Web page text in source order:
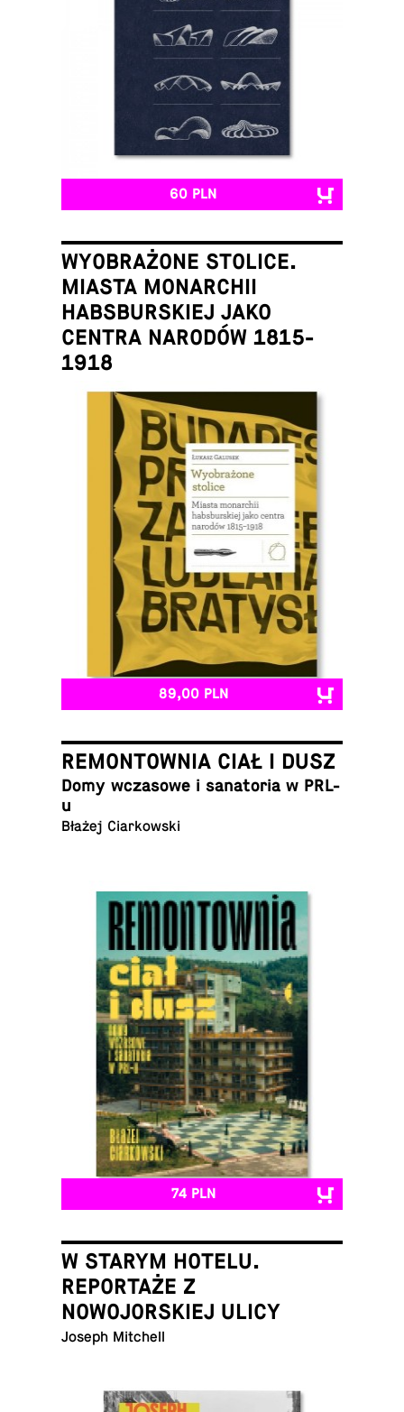
60 PLN
WYOBRAŻONE STOLICE.
MIASTA MONARCHII
HABSBURSKIEJ JAKO
CENTRA NARODÓW 1815-
1918
Łukasz Galusek
89,00 PLN
REMONTOWNIA CIAŁ I DUSZ
Domy wcza­so­we i sa­na­to­ria w PRL-
u
Błażej Ciarkowski
74 PLN
W STARYM HOTELU.
REPORTAŻE Z
NOWOJORSKIEJ ULICY
Joseph Mitchell